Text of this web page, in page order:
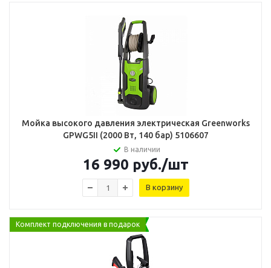
Мойка высокого давления электрическая Greenworks
GPWG5II (2000 Вт, 140 бар) 5106607
В наличии
16 990 руб./шт
В корзину
Комплект подключения в подарок